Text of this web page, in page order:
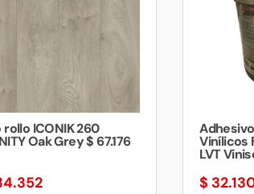
rollo ICONIK 260
Oak Grey $ 67.176 Vinílicos
LVT
$